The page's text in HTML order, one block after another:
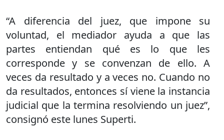
“A diferencia del juez, que impone su
voluntad, el mediador ayuda a que las
partes entiendan qué es lo que les
corresponde y se convenzan de ello. A
veces da resultado y a veces no. Cuando no
da resultados, entonces sí viene la instancia
judicial que la termina resolviendo un juez”,
consignó este lunes Superti.